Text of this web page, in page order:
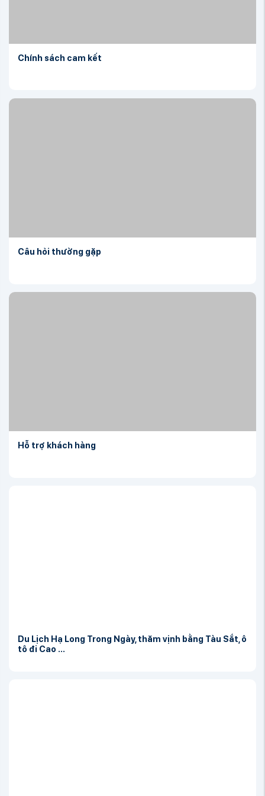
Chính sách cam kết
Câu hỏi thường gặp
Hỗ trợ khách hàng
Du Lịch Hạ Long Trong Ngày, thăm vịnh bằng Tàu Sắt, ô
tô đi Cao ...